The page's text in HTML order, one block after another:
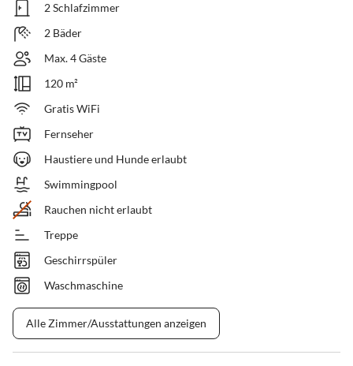
2 Schlafzimmer
2 Bäder
Max. 4 Gäste
120 m²
Gratis WiFi
Fernseher
Haustiere und Hunde erlaubt
Swimmingpool
Rauchen nicht erlaubt
Treppe
Geschirrspüler
Waschmaschine
Alle Zimmer/Ausstattungen anzeigen